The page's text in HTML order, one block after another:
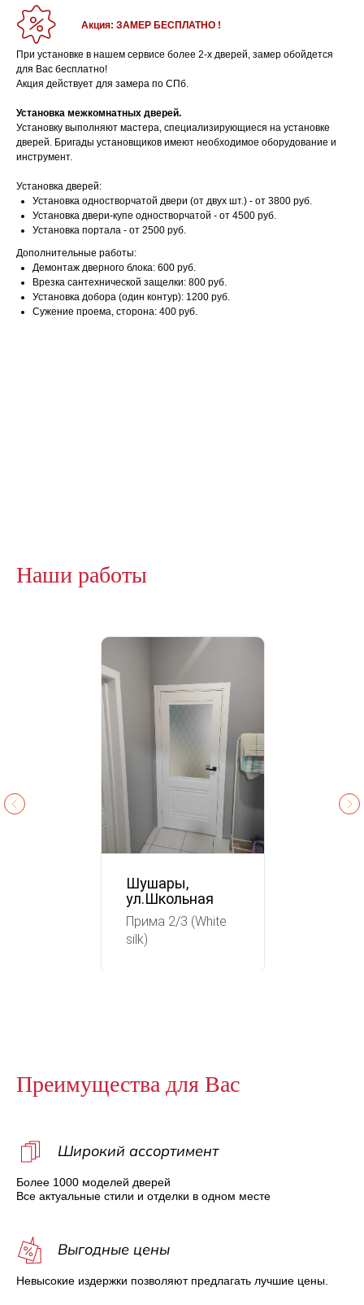
Акция: ЗАМЕР БЕСПЛАТНО !
При установке в нашем сервисе более 2-х дверей, замер обойдется
для Вас бесплатно!
Акция действует для замера по СПб.
Установка межкомнатных дверей.
Установку выполняют мастера, специализирующиеся на установке
дверей. Бригады установщиков имеют необходимое оборудование и
инструмент.
Установка дверей:
Установка одностворчатой двери (от двух шт.) - от 3800 руб.
Установка двери-купе одностворчатой - от 4500 руб.
Установка портала - от 2500 руб.
Дополнительные работы:
Демонтаж дверного блока: 600 руб.
Врезка сантехнической защелки: 800 руб.
Установка добора (один контур): 1200 руб.
Сужение проема, сторона: 400 руб.
Наши работы
Шушары,
ул.Школьная
Прима 2/3 (White
silk)
Преимущества для Вас
Широкий ассортимент
Более 1000 моделей дверей
Все актуальные стили и отделки в одном месте
Выгодные цены
Невысокие издержки позволяют предлагать лучшие цены.